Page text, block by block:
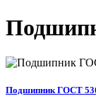
Подшипник ГОСТ